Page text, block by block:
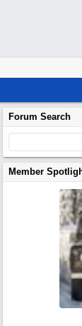
Forum Search
Member